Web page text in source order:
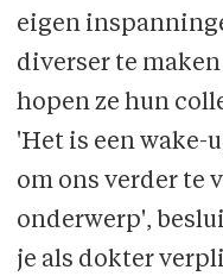
eigen
diverser te
hopen ze hun
'Het is een wake-
om ons verder te
onderwerp',
je als dokter